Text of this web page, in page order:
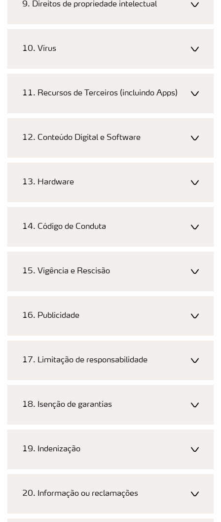
9. Direitos de propriedade intelectual
10. Vírus
11. Recursos de Terceiros (incluindo Apps)
12. Conteúdo Digital e Software
13. Hardware
14. Código de Conduta
15. Vigência e Rescisão
16. Publicidade
17. Limitação de responsabilidade
18. Isenção de garantias
19. Indenização
20. Informação ou reclamações